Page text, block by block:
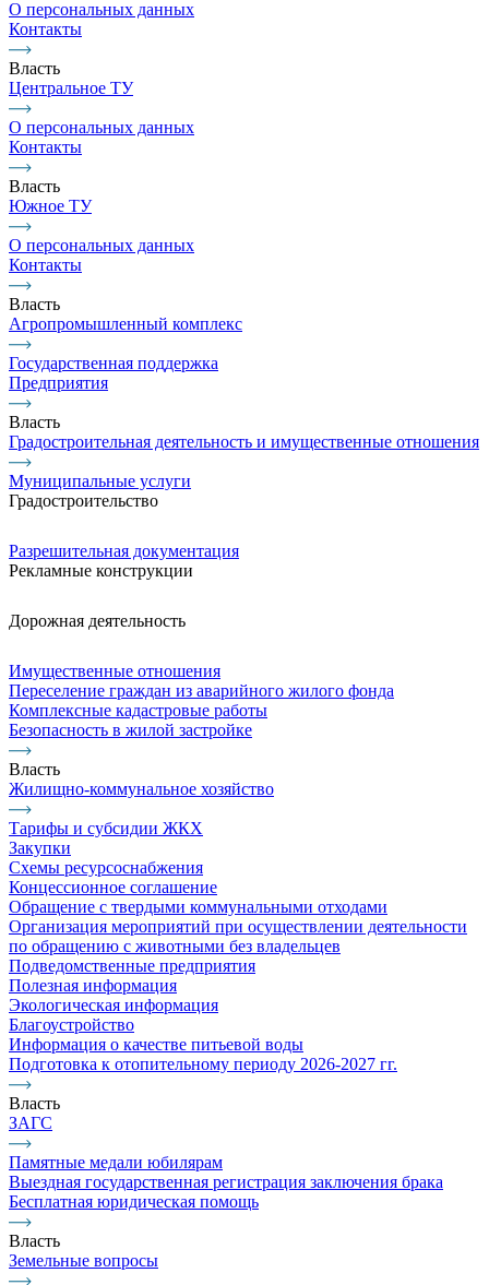
О персональных данных
Контакты
Власть
Центральное ТУ
О персональных данных
Контакты
Власть
Южное ТУ
О персональных данных
Контакты
Власть
Агропромышленный комплекс
Государственная поддержка
Предприятия
Власть
Градостроительная деятельность и имущественные отношения
Муниципальные услуги
Градостроительство
Разрешительная документация
Рекламные конструкции
Дорожная деятельность
Имущественные отношения
Переселение граждан из аварийного жилого фонда
Комплексные кадастровые работы
Безопасность в жилой застройке
Власть
Жилищно-коммунальное хозяйство
Тарифы и субсидии ЖКХ
Закупки
Схемы ресурсоснабжения
Концессионное соглашение
Обращение с твердыми коммунальными отходами
Организация мероприятий при осуществлении деятельности
по обращению с животными без владельцев
Подведомственные предприятия
Полезная информация
Экологическая информация
Благоустройство
Информация о качестве питьевой воды
Подготовка к отопительному периоду 2026-2027 гг.
Власть
ЗАГС
Памятные медали юбилярам
Выездная государственная регистрация заключения брака
Бесплатная юридическая помощь
Власть
Земельные вопросы